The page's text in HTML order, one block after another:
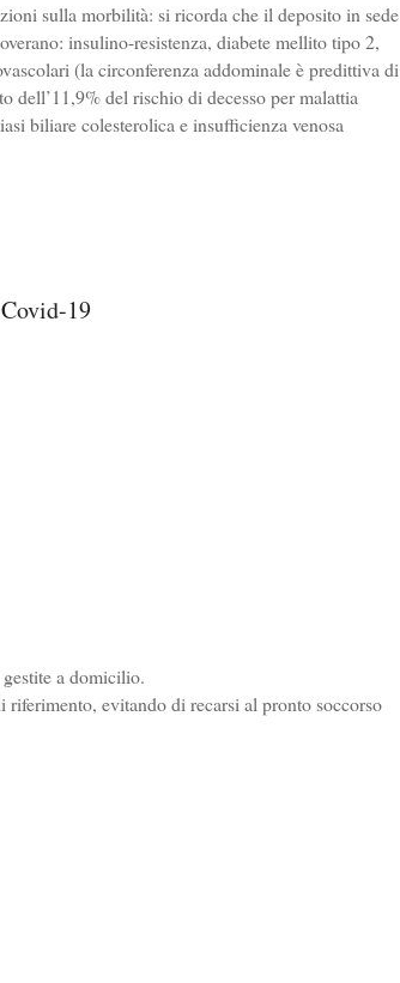
sulla morbilità: si ricorda che il deposito in sede
insulino-resistenza, diabete mellito tipo 2,
(la circonferenza addominale è predittiva di
dell’11,9% del rischio di decesso per malattia
biliare colesterolica e insufficienza venosa
19
a domicilio.
evitando di recarsi al pronto soccorso